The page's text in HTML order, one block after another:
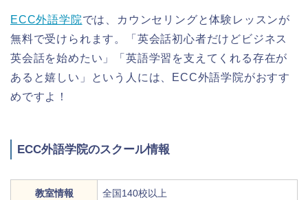
ECC外語学院では、カウンセリングと体験レッスンが
無料で受けられます。「英会話初心者だけどビジネス
英会話を始めたい」「英語学習を支えてくれる存在が
あると嬉しい」という人には、ECC外語学院がおすす
めですよ！
ECC外語学院のスクール情報
教室情報 全国140校以上